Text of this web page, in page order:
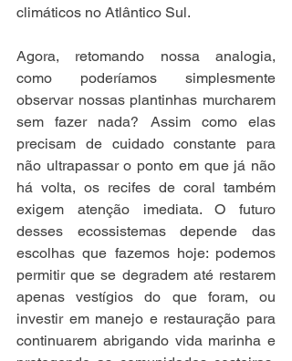
climáticos no Atlântico Sul.
Agora, retomando nossa analogia,
como poderíamos simplesmente
observar nossas plantinhas murcharem
sem fazer nada? Assim como elas
precisam de cuidado constante para
não ultrapassar o ponto em que já não
há volta, os recifes de coral também
exigem atenção imediata. O futuro
desses ecossistemas depende das
escolhas que fazemos hoje: podemos
permitir que se degradem até restarem
apenas vestígios do que foram, ou
investir em manejo e restauração para
continuarem abrigando vida marinha e